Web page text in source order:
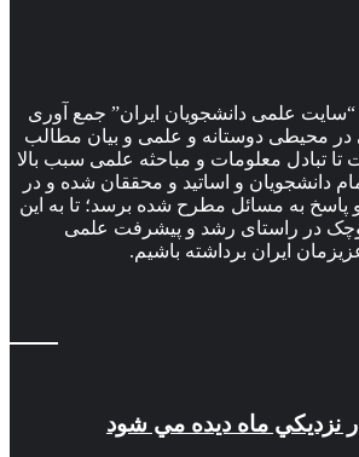
علمی دانشجویان ایران” جمع آوری
در محیطی دوستانه و علمی و بیان مطالب
تبادل معلومات و مباحثه علمی سبب بالا
دانشجویان و اساتید و محققان شده و در
پاسخ به مسائل مطرح شده برسد؛ تا به این
در راستای رشد و پیشرفت علمی
ایران برداشته باشیم.
ماه ديده مي شود